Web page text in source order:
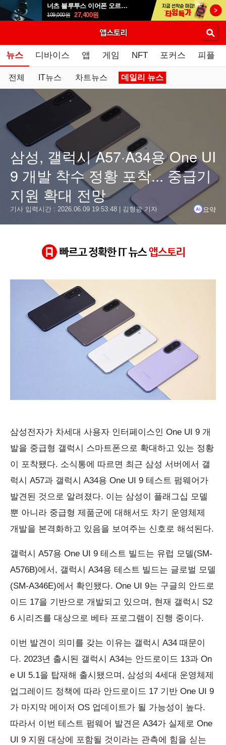
너츠 블루투스 이어폰 오르골 T90
109,000원 27,400원
뉴스 디바이스 앱 게임 NFT 포커스 피플
전체 IT뉴스 차트뉴스 데일리 뉴스
삼성, 갤럭시 A57·A34용 One UI
9 개발 착수 정황 포착... 중급기
지원 확대 전망
기사 입력시간 : 2026.06.09 19:53:48 | 김형광 기자 요약
요약
결론
삼성전자가 차세대 사용자 인터페이스인 One UI 9 개발을 중
최근 삼성 서버에서 갤럭시 A57과 갤럭시 A34용 One UI 9
갤럭시 A34는 삼성의 4세대 운영체제 업그레이드 정책에 따
#삼성전자#OneUI9#갤럭시A57#갤럭시A34
삼성전자가 차세대 사용자 인터페이스인 One UI 9 개
발을 중급형 갤럭시 스마트폰으로 확대하고 있는 정황
이 포착됐다. 소식통에 따르면 최근 삼성 서버에서 갤
럭시 A57과 갤럭시 A34용 One UI 9 테스트 펌웨어가
발견된 것으로 알려졌다. 이는 삼성이 플래그십 모델
뿐 아니라 중급형 제품군에 대해서도 차기 운영체제
개발을 본격화하고 있음을 보여주는 신호로 해석된다.
갤럭시 A57용 One UI 9 테스트 빌드는 유럽 모델(SM-
A576B)에서, 갤럭시 A34용 테스트 빌드는 글로벌 모델
(SM-A346E)에서 확인됐다. One UI 9는 구글의 안드로
이드 17을 기반으로 개발되고 있으며, 현재 갤럭시 S2
6 시리즈를 대상으로 베타 프로그램이 진행 중이다.
이번 발견이 의미를 갖는 이유는 갤럭시 A34 때문이
다. 2023년 출시된 갤럭시 A34는 안드로이드 13과 On
e UI 5.1을 탑재해 출시됐으며, 삼성의 4세대 운영체제
업그레이드 정책에 따라 안드로이드 17 기반 One UI 9
가 마지막 메이저 OS 업데이트가 될 가능성이 높다.
따라서 이번 테스트 펌웨어 발견은 A34가 실제로 One
UI 9 지원 대상에 포함될 것이라는 관측에 힘을 싣는